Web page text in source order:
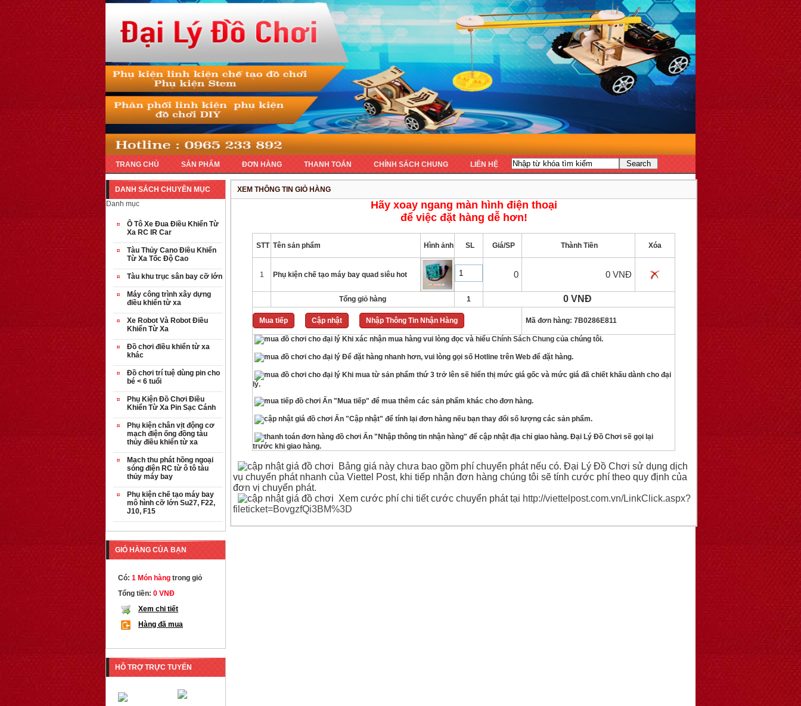
TRANG CHỦ SẢN PHẨM ĐƠN HÀNG THANH TOÁN CHÍNH SÁCH CHUNG LIÊN HỆ
XEM THÔNG TIN GIỎ HÀNG
Hãy xoay ngang màn hình điện thoại
để việc đặt hàng dễ hơn!
STT Tên sản phẩm Hình ảnh SL Giá/SP Thành Tiền Xóa
1 Phụ kiện chế tạo máy bay quad siêu hot 0 0 VNĐ
Tổng giỏ hàng 1 0 VNĐ
Mua tiếp Cập nhật Nhập Thông Tin Nhận Hàng Mã đơn hàng: 7B0286E811
Khi xác nhận mua hàng vui lòng đọc và hiểu Chính Sách Chung của chúng tôi.
Để đặt hàng nhanh hơn, vui lòng gọi số Hotline trên Web để đặt hàng.
Khi mua từ sản phẩm thứ 3 trở lên sẽ hiển thị mức giá gốc và mức giá đã chiết khấu dành cho đại
lý.
Ấn "Mua tiếp" để mua thêm các sản phẩm khác cho đơn hàng.
Ấn "Cập nhật" để tính lại đơn hàng nếu bạn thay đổi số lượng các sản phẩm.
Ấn "Nhập thông tin nhận hàng" để cập nhật địa chỉ giao hàng. Đại Lý Đồ Chơi sẽ gọi lại
trước khi giao hàng.
Bảng giá này chưa bao gồm phí chuyển phát nếu có. Đại Lý Đồ Chơi sử dụng dịch
vụ chuyển phát nhanh của Viettel Post, khi tiếp nhận đơn hàng chúng tôi sẽ tính cước phí theo quy định của
đơn vị chuyển phát.
Xem cước phí chi tiết cước chuyển phát tại http://viettelpost.com.vn/LinkClick.aspx?
fileticket=BovgzfQi3BM%3D
DANH SÁCH CHUYÊN MỤC
Danh mục
Ô Tô Xe Đua Điều Khiển Từ
Xa RC IR Car
Tàu Thủy Cano Điều Khiển
Từ Xa Tốc Độ Cao
Tàu khu trục sân bay cỡ lớn
Máy công trình xây dựng
điều khiển từ xa
Xe Robot Và Robot Điều
Khiển Từ Xa
Đồ chơi điều khiển từ xa
khác
Đồ chơi trí tuệ dùng pin cho
bé < 6 tuổi
Phụ Kiện Đồ Chơi Điều
Khiển Từ Xa Pin Sạc Cánh
Phụ kiện chân vịt động cơ
mạch điện ống đồng tàu
thủy điều khiển từ xa
Mạch thu phát hồng ngoại
sóng điện RC từ ô tô tàu
thủy máy bay
Phụ kiện chế tạo máy bay
mô hình cỡ lớn Su27, F22,
J10, F15
GIỎ HÀNG CỦA BẠN
Có: 1 Món hàng trong giỏ
Tổng tiền: 0 VNĐ
Xem chi tiết
Hàng đã mua
HỖ TRỢ TRỰC TUYẾN